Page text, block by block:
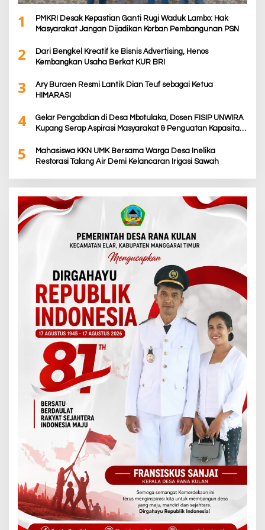
1
PMKRI Desak Kepastian Ganti Rugi Waduk Lambo: Hak
Masyarakat Jangan Dijadikan Korban Pembangunan PSN
2
Dari Bengkel Kreatif ke Bisnis Advertising, Henos
Kembangkan Usaha Berkat KUR BRI
3
Ary Buraen Resmi Lantik Dian Teuf sebagai Ketua
HIMARASI
4
Gelar Pengabdian di Desa Mbotulaka, Dosen FISIP UNWIRA
Kupang Serap Aspirasi Masyarakat & Penguatan Kapasitas
5
Mahasiswa KKN UMK Bersama Warga Desa Inelika
Restorasi Talang Air Demi Kelancaran Irigasi Sawah